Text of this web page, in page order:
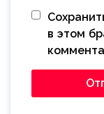
в этом